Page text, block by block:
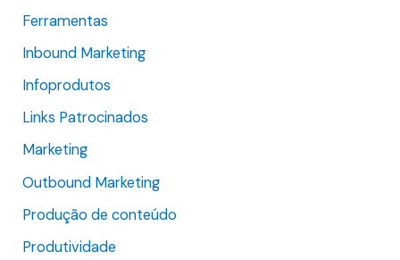
p
o
Ferramentas
Inbound Marketing
Infoprodutos
Links Patrocinados
Marketing
Outbound Marketing
Produção de conteúdo
Produtividade